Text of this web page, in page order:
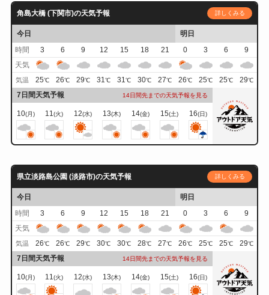
角島大橋 (下関市)の天気予報 詳しくみる
今日
明日
時間
3 6 9 12 15 18 21 0 3 6
9
天気
気温 25℃ 26℃ 29℃ 31℃ 31℃ 30℃ 27℃ 26℃ 25℃ 25℃ 29℃
7日間天気予報 14日間先までの天気予報を見る
10(月) 11(火) 12(水) 13(木) 14(金) 15(土) 16(日)
県立淡路島公園 (淡路市)の天気予報 詳しくみる
今日
明日
時間
3 6 9 12 15 18 21 0 3 6
9
天気
気温 26℃ 26℃ 29℃ 30℃ 30℃ 28℃ 27℃ 26℃ 25℃ 25℃ 29℃
7日間天気予報 14日間先までの天気予報を見る
10(月) 11(火) 12(水) 13(木) 14(金) 15(土) 16(日)